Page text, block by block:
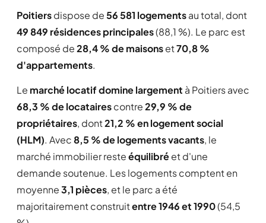
Poitiersdispose de56 581 logementsau total, dont
49 849 résidences principales(88,1 %). Le parc est
composé de28,4 % de maisonset70,8 %
d'appartements.
Le marché locatif domine largement à Poitiers avec
68,3 % de locatairescontre29,9 % de
propriétaires, dont21,2 % en logement social
(HLM). Avec8,5 % de logements vacants, le
marché immobilier resteéquilibréet d'une
demande soutenue. Les logements comptent en
moyenne3,1 pièces, et le parc a été
majoritairement construitentre 1946 et 1990(54,5